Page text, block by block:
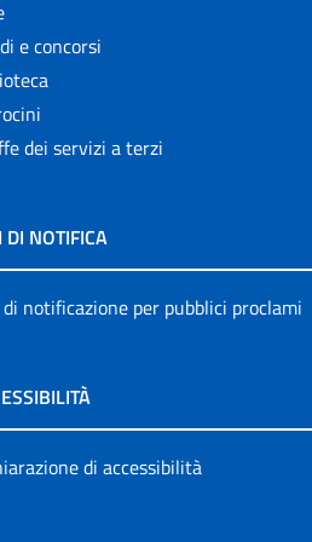
e concorsi
dei servizi a terzi
DI NOTIFICA
notificazione per pubblici proclami
di accessibilità